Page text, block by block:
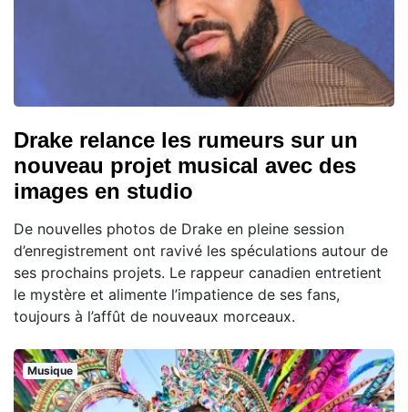
Drake relance les rumeurs sur un
nouveau projet musical avec des
images en studio
De nouvelles photos de Drake en pleine session
d’enregistrement ont ravivé les spéculations autour de
ses prochains projets. Le rappeur canadien entretient
le mystère et alimente l’impatience de ses fans,
toujours à l’affût de nouveaux morceaux.
Musique